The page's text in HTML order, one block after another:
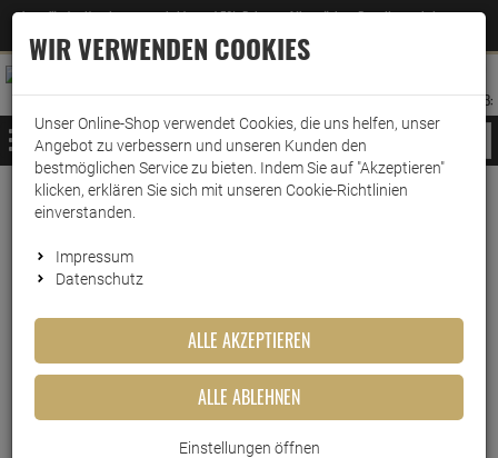
Jetzt für den Newsletter entscheiden und 5% Rabatt auf Ihre nächste Bestellung erhalten
–Zum Newsletter
ANMELDEN
AUFKLAPPEN
MERKZETTEL
WARENKORB:
MENÜ
Weiter einkaufen www.wark24.de Drogerie
Wäschepflege
Simplicol Textilfarbe
Simplicol Textilfarbe expert
India-Orange
Artikel-Nummer:10013811
WIR VERWENDEN COOKIES
Unser Online-Shop verwendet Cookies, die uns helfen, unser
Angebot zu verbessern und unseren Kunden den
bestmöglichen Service zu bieten. Indem Sie auf "Akzeptieren"
klicken, erklären Sie sich mit unseren Cookie-Richtlinien
einverstanden.
Impressum
Datenschutz
ALLE AKZEPTIEREN
ALLE ABLEHNEN
Einstellungen öffnen